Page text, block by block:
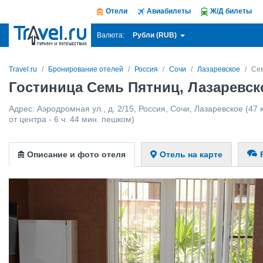
Отели Авиабилеты Ж/Д билеты
Валюта: Рубли (RUB)
Travel.ru Бронирование отелей Россия Сочи Лазаревское
Гостиница Семь Пятниц,
Адрес: Аэродромная ул., д. 2/15 Россия Сочи Лазаревское (47
от центра - 6 ч. 44 мин. пешком)
Описание и фото отеля Отель на карте